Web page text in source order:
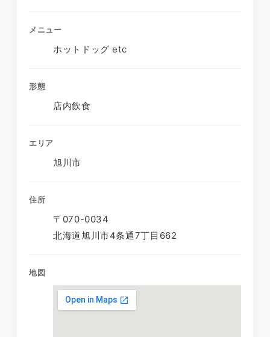
メニュー
ホットドッグ etc
形態
店内飲食
エリア
旭川市
住所
〒070-0034
北海道旭川市4条通7丁目662
地図